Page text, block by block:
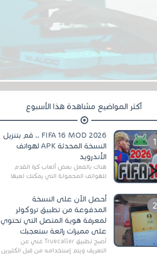
أكثر المواضيع مشاهدة هذا الأسبوع
FIFA 16 MOD 2026 .. قم بتنزيل
النسخة المحدثة APK لهواتف
الأندرويد
هناك بالفعل بعض ألعاب كرة القدم
للهواتف المحمولة التي يمكنك لعبها
مثل EA Sports ...
أحصل الآن على النسخة
المدفوعة من تطبيق تروكولر
لمعرفة هوية المتصل التي تحتوي
على مميزات رائعة ستعجبك
أصبح تطبيق Truecaller غني عن
التعريف ويتم إستخدامه من قبل الكثيرين